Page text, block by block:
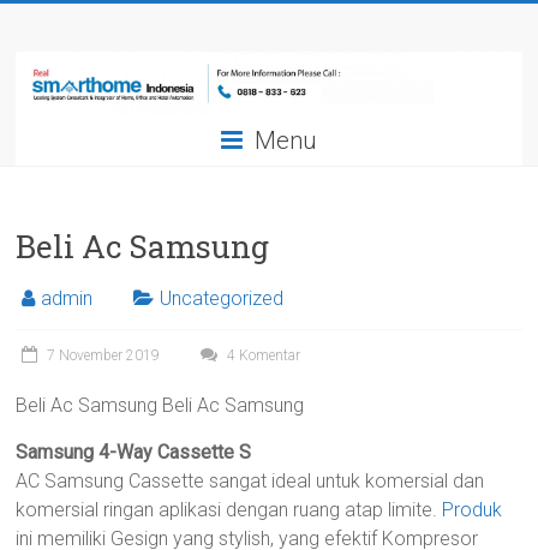
Smarthome
Indonesia
&
Integrator
of
Office
Hotel
Menu
Beli Ac Samsung
admin Uncategorized
7 November 2019 4 Komentar
Beli Ac Samsung Beli Ac Samsung
Samsung 4-Way Cassette S
AC Samsung Cassette sangat ideal untuk komersial dan
komersial ringan aplikasi dengan ruang atap limite. Produk
ini memiliki Gesign yang stylish, yang efektif Kompresor